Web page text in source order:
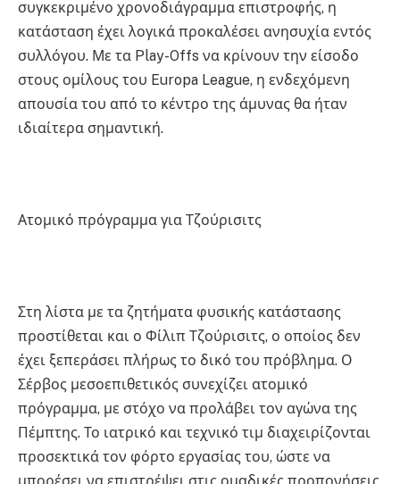
συγκεκριμένο χρονοδιάγραμμα επιστροφής, η
κατάσταση έχει λογικά προκαλέσει ανησυχία εντός
συλλόγου. Με τα Play-Offs να κρίνουν την είσοδο
στους ομίλους του Europa League, η ενδεχόμενη
απουσία του από το κέντρο της άμυνας θα ήταν
ιδιαίτερα σημαντική.
Ατομικό πρόγραμμα για Τζούρισιτς
Στη λίστα με τα ζητήματα φυσικής κατάστασης
προστίθεται και ο Φίλιπ Τζούρισιτς, ο οποίος δεν
έχει ξεπεράσει πλήρως το δικό του πρόβλημα. Ο
Σέρβος μεσοεπιθετικός συνεχίζει ατομικό
πρόγραμμα, με στόχο να προλάβει τον αγώνα της
Πέμπτης. Το ιατρικό και τεχνικό τιμ διαχειρίζονται
προσεκτικά τον φόρτο εργασίας του, ώστε να